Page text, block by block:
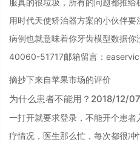
用时代天使矫治器方案的小伙伴
病例也就意味着你牙齿模型数据你
40060-51717邮箱留言：
摘抄下来自苹果市场的评价
为什么患者不能用？2018/12/07
一打开就要求登录，不能开个患
疗情况，医生那么忙，每次都很冲